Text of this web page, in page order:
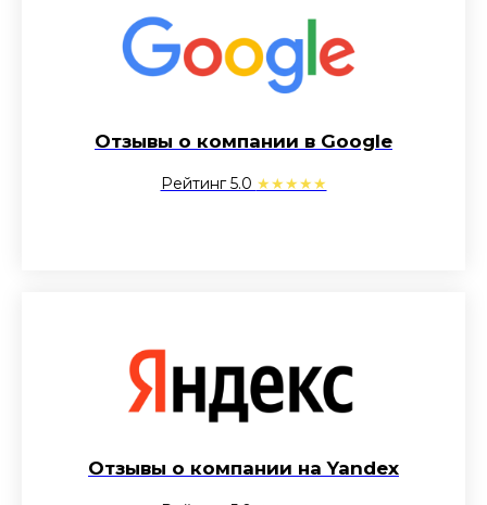
Отзывы о компании в Google
Рейтинг 5.0 ★★★★★
Отзывы о компании на Yandex